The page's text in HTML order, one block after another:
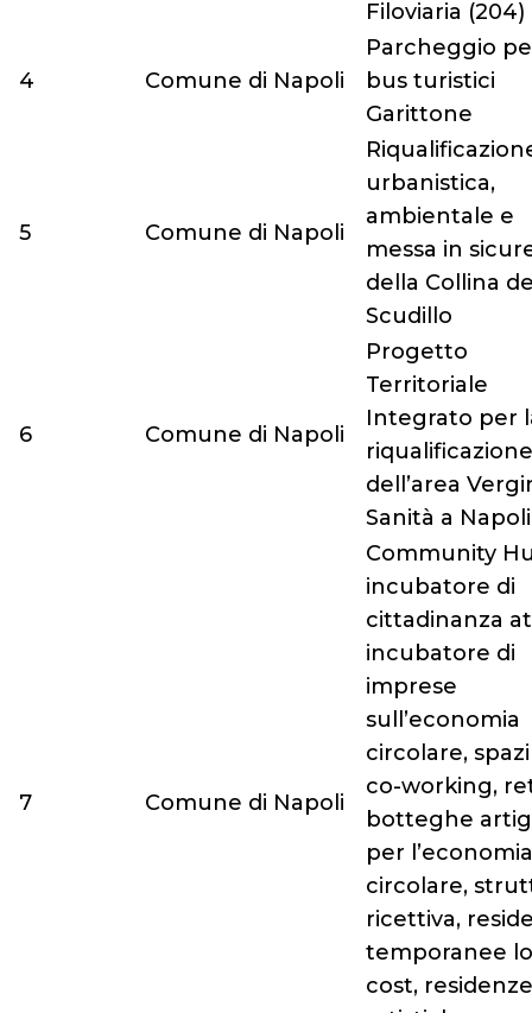
Filoviaria (204)
4 Comune di Napoli
Parcheggio
bus turistici
Garittone
5 Comune di Napoli
urbanistica,
ambientale e
messa in
della Collina
Scudillo
6 Comune di Napoli
Progetto
Territoriale
Integrato per
riqualificazione
dell’area
Sanità a Napoli
7 Comune di Napoli
Community
incubatore di
cittadinanza
incubatore di
imprese
sull’economia
circolare,
co-working,
botteghe
per l’economia
circolare,
ricettiva,
temporanee
cost, residenze